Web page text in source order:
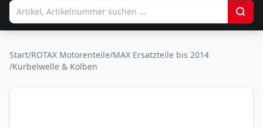
Start/ROTAX Motorenteile/MAX Ersatzteile bis 2014
/Kurbelwelle & Kolben